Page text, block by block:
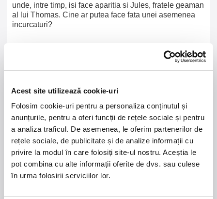
Acest site utilizează cookie-uri
Folosim cookie-uri pentru a personaliza conținutul și
anunțurile, pentru a oferi funcții de rețele sociale și pentru
a analiza traficul. De asemenea, le oferim partenerilor de
rețele sociale, de publicitate și de analize informații cu
privire la modul în care folosiți site-ul nostru. Aceștia le
pot combina cu alte informații oferite de dvs. sau culese
în urma folosirii serviciilor lor.
unde, intre timp, isi face aparitia si Jules, fratele geaman
al lui Thomas. Cine ar putea face fata unei asemenea
incurcaturi?
21 - 22 august 2026
NOSTALGIA Litoral
Plaja La Nueva Cucaracha, Mamaia
7 mai 2027
Morgan Jay - La Dolce
Vita Tour
Sala Palatului, Bucuresti
Summer Well 2026
Domeniul Stirbey Voda, Buftea
MASTERS OF